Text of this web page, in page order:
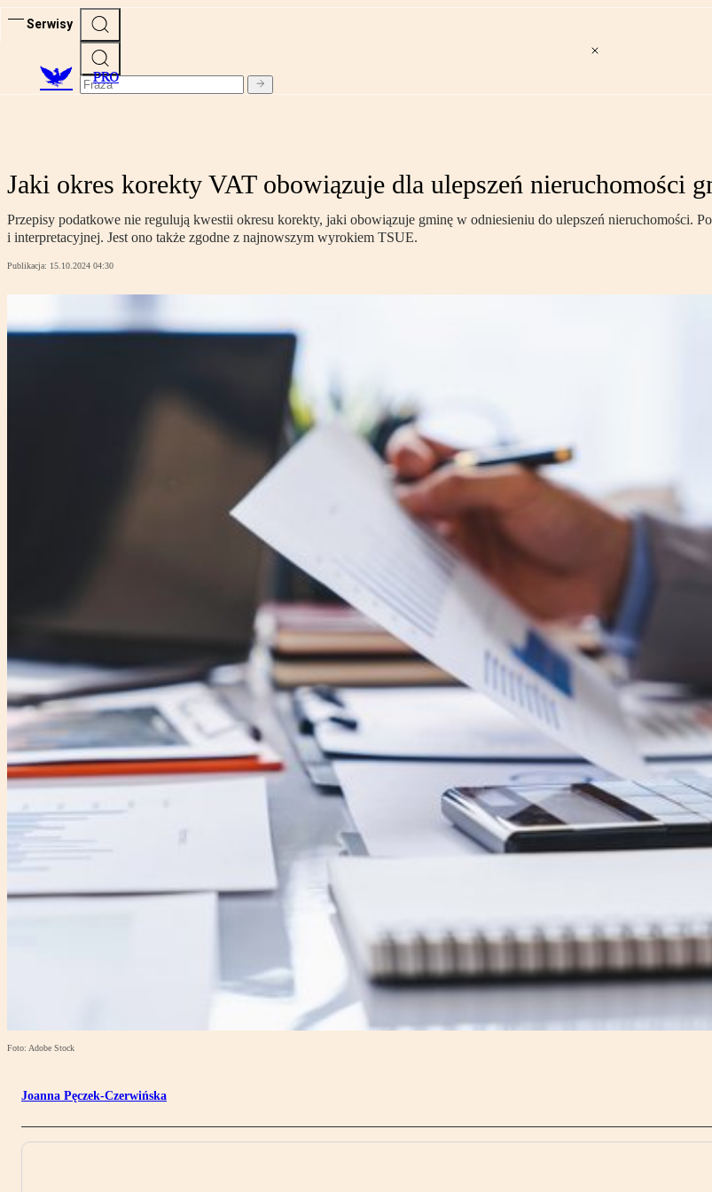
Serwisy
PRO
Jaki okres korekty VAT obowiązuje dla ulepszeń nieruchomości
Przepisy podatkowe nie regulują kwestii okresu korekty, jaki obowiązuje gminę w odniesieniu do ulepszeń nieruchomości.
i interpretacyjnej. Jest ono także zgodne z najnowszym wyrokiem TSUE.
Publikacja: 15.10.2024 04:30
Foto: Adobe Stock
Joanna Pęczek-Czerwińska